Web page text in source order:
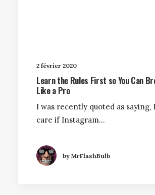
2 février 2020
Learn the Rules First so You Can
Like a Pro
I was recently quoted as saying,
care if Instagram…
by MrFlashBulb